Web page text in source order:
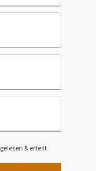
gelesen & erteilt